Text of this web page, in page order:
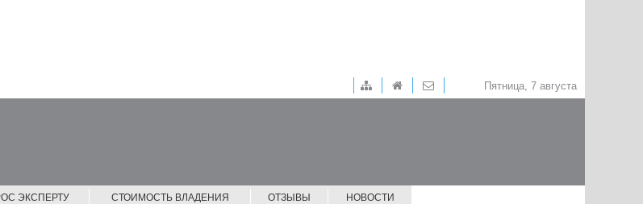
Пятница, 7 августа
ЭКСПЕРТУ СТОИМОСТЬ ВЛАДЕНИЯ ОТЗЫВЫ НОВОСТИ